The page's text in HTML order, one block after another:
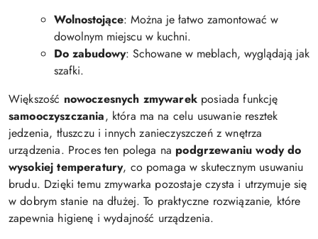
Wolnostojące: Można je łatwo zamontować w
dowolnym miejscu w kuchni.
Do zabudowy: Schowane w meblach, wyglądają jak
szafki.
Większość nowoczesnych zmywarekposiada funkcję
samooczyszczania, która ma na celu usuwanie resztek
jedzenia, tłuszczu i innych zanieczyszczeń z wnętrza
urządzenia. Proces ten polega na podgrzewaniu wody do
wysokiej temperatury, co pomaga w skutecznym usuwaniu
brudu. Dzięki temu zmywarka pozostaje czysta i utrzymuje się
w dobrym stanie na dłużej. To praktyczne rozwiązanie, które
zapewnia higienę i wydajność urządzenia.